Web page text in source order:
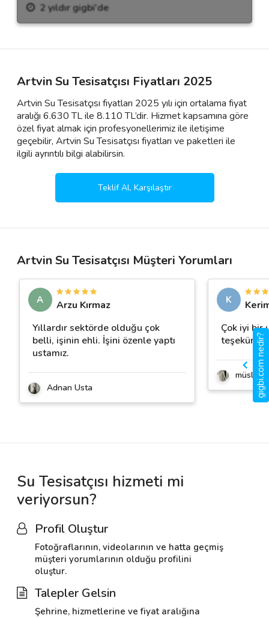
2 yıldır gigbi'de
Artvin Su Tesisatçısı Fiyatları 2025
Artvin Su Tesisatçısı fiyatları 2025 yılı için ortalama fiyat
aralığı 6.630 TL ile 8.110 TL’dir. Hizmet kapsamına göre
özel fiyat almak için profesyonellerimiz ile iletişime
geçebilir, Artvin Su Tesisatçısı fiyatları ve paketleri ile
ilgili ayrıntılı bilgi alabilirsin.
Teklif Al, Karşılaştır
Artvin Su Tesisatçısı Müşteri Yorumları
A
Arzu Kırmaz
Yıllardır sektörde olduğu çok
belli, işinin ehli. İşini özenle yaptı
ustamız.
Adnan Usta
K
Çok iyi bir
teşekürler
müslüm
Su Tesisatçısı hizmeti mi
veriyorsun?
Profil Oluştur
Fotoğraflarının, videolarının ve hatta geçmiş
müşteri yorumlarının olduğu profilini
oluştur.
Talepler Gelsin
Şehrine, hizmetlerine ve fiyat aralığına
gigbi.com nedir?